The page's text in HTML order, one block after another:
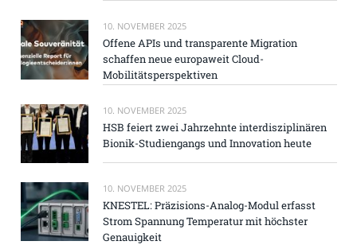
10. NOVEMBER 2025
Offene APIs und transparente Migration
schaffen neue europaweit Cloud-
Mobilitätsperspektiven
10. NOVEMBER 2025
HSB feiert zwei Jahrzehnte interdisziplinären
Bionik-Studiengangs und Innovation heute
10. NOVEMBER 2025
KNESTEL: Präzisions-Analog-Modul erfasst
Strom Spannung Temperatur mit höchster
Genauigkeit